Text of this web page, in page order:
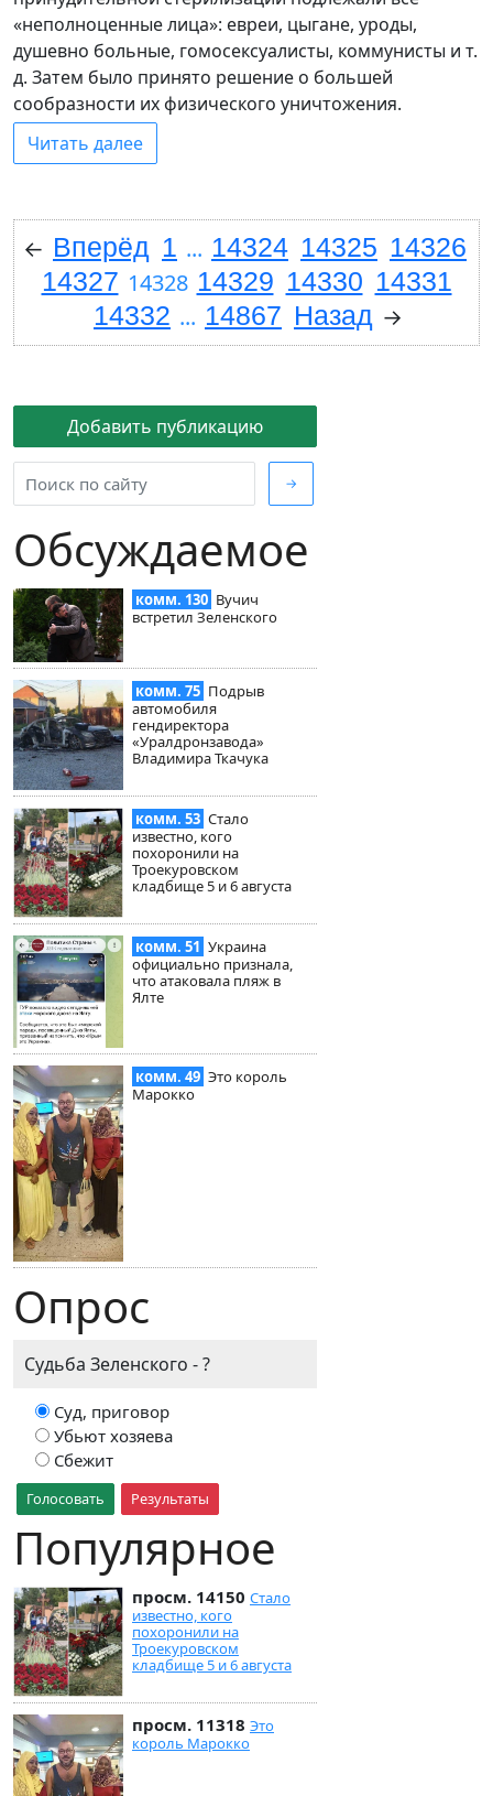
Добавить публикацию
→
Обсуждаемое
комм. 130 Вучич
встретил Зеленского
комм. 75 Подрыв
автомобиля
гендиректора
«Уралдронзавода»
Владимира Ткачука
комм. 53 Стало
известно, кого
похоронили на
Троекуровском
кладбище 5 и 6 августа
комм. 51 Украина
официально признала,
что атаковала пляж в
Ялте
комм. 49 Это король
Марокко
Опрос
Судьба Зеленского - ?
Суд, приговор
Убьют хозяева
Сбежит
Голосовать Результаты
Популярное
просм. 14150 Стало
известно, кого
похоронили на
Троекуровском
кладбище 5 и 6 августа
просм. 11318 Это
король Марокко
«неполноценные лица»: евреи, цыгане, уроды,
душевно больные, гомосексуалисты, коммунисты и т.
д. Затем было принято решение о большей
сообразности их физического уничтожения.
Читать далее
← Вперёд 1 ... 14324 14325 14326
14327 14328 14329 14330 14331
14332 ... 14867 Назад →